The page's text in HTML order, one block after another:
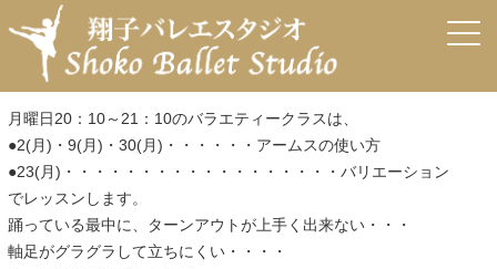
8月バラエティークラス
7月バラエティークラス
月曜日20：10～21：10のバラエティークラスは、
●2(月)・9(月)・30(月)・・・・・・アームスの使い方
●23(月)・・・・・・・・・・・・・・・・・・バリエーション
でレッスンします。
踊っている最中に、ターンアウトが上手く出来ない・・・
軸足がグラグラして立ちにくい・・・・